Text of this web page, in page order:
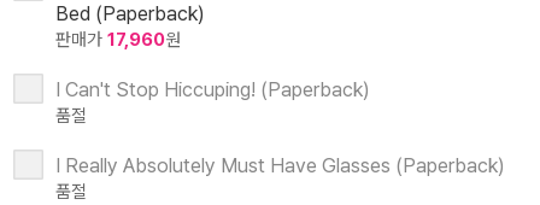
Bed (Paperback)
판매가 17,960원
I Can't Stop Hiccuping! (Paperback)
품절
I Really Absolutely Must Have Glasses (Paperback)
품절